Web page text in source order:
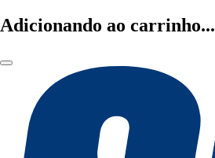
Adicionando ao carrinho...